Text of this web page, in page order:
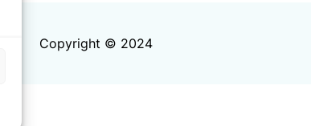
Copyright © 2024